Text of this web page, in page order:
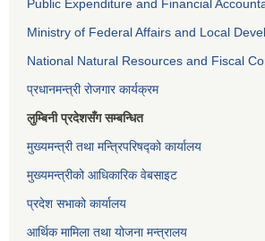
Public Expenditure and Financial
Ministry of Federal Affairs and Local
National Natural Resources and Fiscal
प्रधानमन्त्री रोजगार कार्यक्रम
लुम्बिनी प्रदेशसँग सम्बन्धित
मुख्यमन्त्री तथा मन्त्रिपरिषद्को कार्यालय
मुख्यमन्त्रीको आधिकारिक वेबसाइट
प्रदेश सभाको कार्यालय
आर्थिक मामिला तथा योजना मन्त्रालय